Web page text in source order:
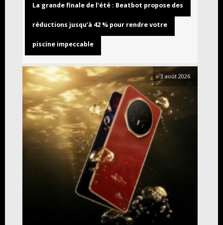
La grande finale de l’été : Beatbot propose des
réductions jusqu’à 42 % pour rendre votre
piscine impeccable
3 août 2026